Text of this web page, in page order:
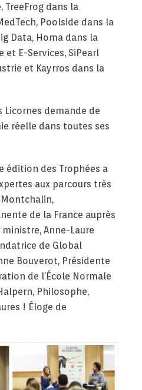
TreeFrog dans la
Poolside dans la
Data, Homa dans la
et E-Services, SiPearl
et Kayrros dans la
Licornes demande de
réelle dans toutes ses
édition des Trophées a
aux parcours très
de la France auprès
ministre, Anne-Laure
de Global
Bouverot, Présidente
de l’École Normale
Philosophe,
! Éloge de